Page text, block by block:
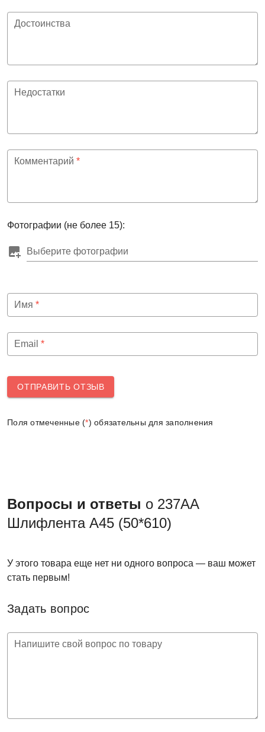
Достоинства
Недостатки
Комментарий *
Фотографии (не более 15):
Выберите фотографии
Имя *
Email *
ОТПРАВИТЬ ОТЗЫВ
Поля отмеченные (*) обязательны для заполнения
Вопросы и ответы о 237АА
Шлифлента A45 (50*610)
Задать вопрос
Напишите свой вопрос по товару
У этого товара еще нет ни одного вопроса — ваш может
стать первым!